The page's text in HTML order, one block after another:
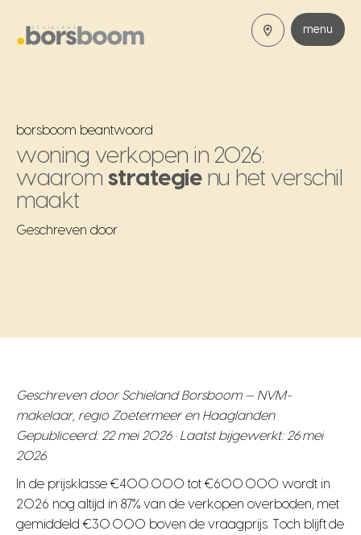
menu
borsboom beantwoord
woning verkopen in 2026:
waarom strategienu het verschil
maakt
Geschreven door
Geschreven door Schieland Borsboom — NVM-
makelaar, regio Zoetermeer en Haaglanden
Gepubliceerd: 22 mei 2026 · Laatst bijgewerkt: 26 mei
2026
In de prijsklasse €400.000 tot €600.000 wordt in
2026 nog altijd in 87% van de verkopen overboden, met
gemiddeld €30.000 boven de vraagprijs. Toch blijft de